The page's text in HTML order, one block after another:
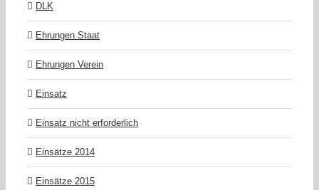
DLK
Ehrungen Staat
Ehrungen Verein
Einsatz
Einsatz nicht erforderlich
Einsätze 2014
Einsätze 2015